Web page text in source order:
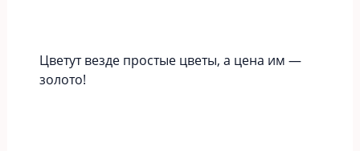
Цветут везде простые цветы, а цена им —
золото!